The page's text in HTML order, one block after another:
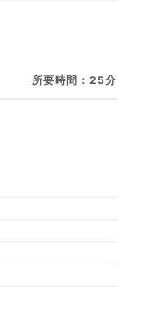
所要時間：25分